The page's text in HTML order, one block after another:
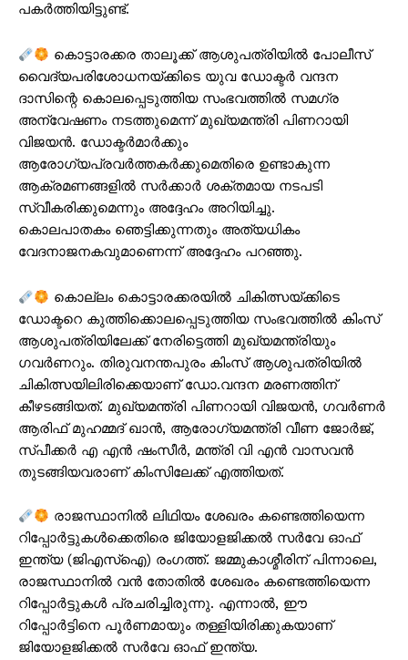
പകർത്തിയിട്ടുണ്ട്.
കൊട്ടാരക്കര താലൂക്ക് ആശുപത്രിയില്‍ പോലീസ്
വൈദ്യപരിശോധനയ്ക്കിടെ യുവ ഡോക്ടര്‍ വന്ദന
ദാസിന്റെ കൊലപ്പെടുത്തിയ സംഭവത്തിൽ സമഗ്ര
അന്വേഷണം നടത്തുമെന്ന് മുഖ്യമന്ത്രി പിണറായി
വിജയന്‍. ഡോക്ടര്‍മാര്‍ക്കും
ആരോഗ്യപ്രവര്‍ത്തകര്‍ക്കുമെതിരെ ഉണ്ടാകുന്ന
ആക്രമണങ്ങളില്‍ സര്‍ക്കാര്‍ ശക്തമായ നടപടി
സ്വീകരിക്കുമെന്നും അദ്ദേഹം അറിയിച്ചു.
കൊലപാതകം ഞെട്ടിക്കുന്നതും അത്യധികം
വേദനാജനകവുമാണെന്ന് അദ്ദേഹം പറഞ്ഞു.
കൊല്ലം കൊട്ടാരക്കരയില്‍ ചികിത്സയ്ക്കിടെ
ഡോക്ടറെ കുത്തിക്കൊലപ്പെടുത്തിയ സംഭവത്തില്‍ കിംസ്
ആശുപത്രിയിലേക്ക് നേരിട്ടെത്തി മുഖ്യമന്ത്രിയും
ഗവര്‍ണറും. തിരുവനന്തപുരം കിംസ് ആശുപത്രിയില്‍
ചികിത്സയിലിരിക്കെയാണ് ഡോ.വന്ദന മരണത്തിന്
കീഴടങ്ങിയത്. മുഖ്യമന്ത്രി പിണറായി വിജയന്‍, ഗവര്‍ണര്‍
ആരിഫ് മുഹമ്മദ് ഖാന്‍, ആരോഗ്യമന്ത്രി വീണ ജോര്‍ജ്,
സ്പീക്കര്‍ എ എന്‍ ഷംസീര്‍, മന്ത്രി വി എന്‍ വാസവന്‍
തുടങ്ങിയവരാണ് കിംസിലേക്ക് എത്തിയത്.
രാജസ്ഥാനിൽ ലിഥിയം ശേഖരം കണ്ടെത്തിയെന്ന
റിപ്പോർട്ടുകൾക്കെതിരെ ജിയോളജിക്കൽ സർവേ ഓഫ്
ഇന്ത്യ (ജിഎസ്ഐ) രംഗത്ത്. ജമ്മുകാശ്മീരിന് പിന്നാലെ,
രാജസ്ഥാനിൽ വൻ തോതിൽ ശേഖരം കണ്ടെത്തിയെന്ന
റിപ്പോർട്ടുകൾ പ്രചരിച്ചിരുന്നു. എന്നാൽ, ഈ
റിപ്പോർട്ടിനെ പൂർണമായും തള്ളിയിരിക്കുകയാണ്
ജിയോളജിക്കൽ സർവേ ഓഫ് ഇന്ത്യ.